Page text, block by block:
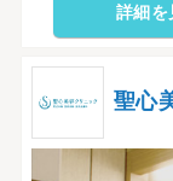
詳細を
聖心